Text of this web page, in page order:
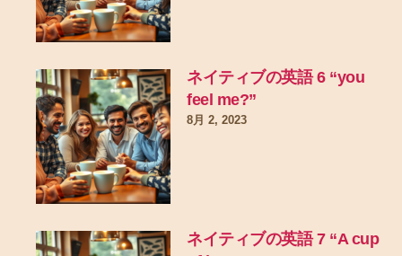
ネイティブの英語 6 “you
feel me?”
8月 2, 2023
ネイティブの英語 7 “A cup